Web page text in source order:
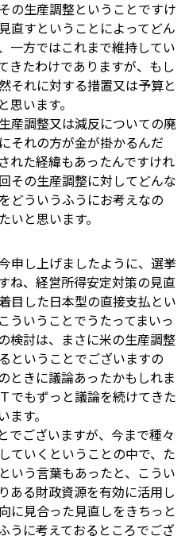
生産調整ということですけ
直すということによってどん
一方ではこれまで維持してい
きたわけでありますが、もし
それに対する措置又は予算と
います。
産調整又は減反についての廃
それの方が金が掛かるんだ
れた経緯もあったんですけれ
その生産調整に対してどんな
どういうふうにお考えなの
いと思います。
申し上げましたように、選挙
ね、経営所得安定対策の見直
目した日本型の直接支払とい
ういうことでうたってまいっ
検討は、まさに米の生産調整
ということでございますの
ときに議論あったかもしれま
でもずっと議論を続けてきた
す。
でございますが、今まで種々
ていくということの中で、た
いう言葉もあったと、こうい
ある財政資源を有効に活用し
に見合った見直しをきちっと
うに考えておるところでござ